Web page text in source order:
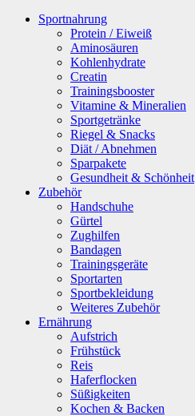
Sportnahrung
Protein / Eiweiß
Aminosäuren
Kohlenhydrate
Creatin
Trainingsbooster
Vitamine & Mineralien
Sportgetränke
Riegel & Snacks
Diät / Abnehmen
Sparpakete
Gesundheit & Schönheit
Zubehör
Handschuhe
Gürtel
Zughilfen
Bandagen
Trainingsgeräte
Sportarten
Sportbekleidung
Weiteres Zubehör
Ernährung
Aufstrich
Frühstück
Reis
Haferflocken
Süßigkeiten
Kochen & Backen